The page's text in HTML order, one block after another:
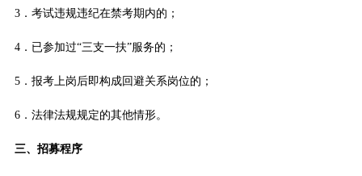
3．考试违规违纪在禁考期内的；
4．已参加过“三支一扶”服务的；
5．报考上岗后即构成回避关系岗位的；
6．法律法规规定的其他情形。
三、招募程序